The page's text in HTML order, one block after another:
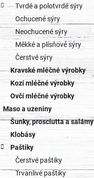
Tvrdé a polotvrdé sýry
Ochucené sýry
Neochucené sýry
Měkké a plísňové sýry
Čerstvé sýry
Kravské mléčné výrobky
Kozí mléčné výrobky
Ovčí mléčné výrobky
Maso a uzeniny
Šunky, prosciutta a salámy
Klobásy
Paštiky
Čerstvé paštiky
Trvanlivé paštiky